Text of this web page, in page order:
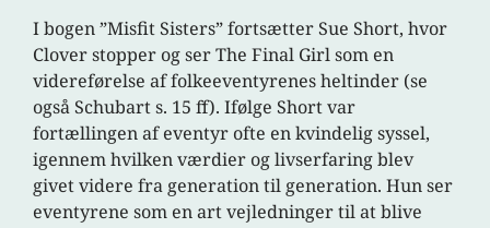
I bogen ”Misfit Sisters” fortsætter Sue Short, hvor
Clover stopper og ser The Final Girl som en
videreførelse af folkeeventyrenes heltinder (se
også Schubart s. 15 ff). Ifølge Short var
fortællingen af eventyr ofte en kvindelig syssel,
igennem hvilken værdier og livserfaring blev
givet videre fra generation til generation. Hun ser
eventyrene som en art vejledninger til at blive